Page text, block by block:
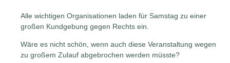
Alle wichtigen Organisationen laden für Samstag zu einer
großen Kundgebung gegen Rechts ein.
Wäre es nicht schön, wenn auch diese Veranstaltung wegen
zu großem Zulauf abgebrochen werden müsste?